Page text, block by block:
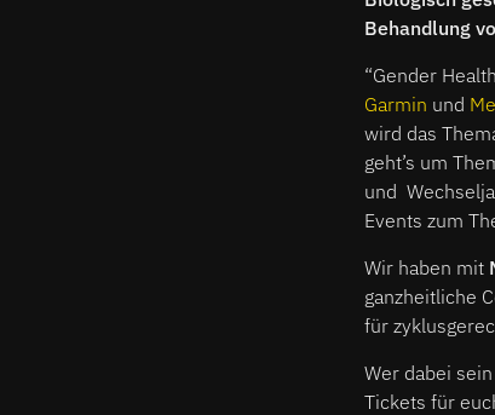
Behandlung
“Gender
Garmin und
wird das
geht’s um
und
Events zum
Wir haben mit
ganzheitliche
für
Wer dabei
Tickets für